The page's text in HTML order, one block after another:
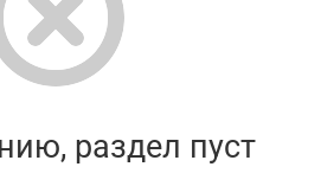
раздел пуст